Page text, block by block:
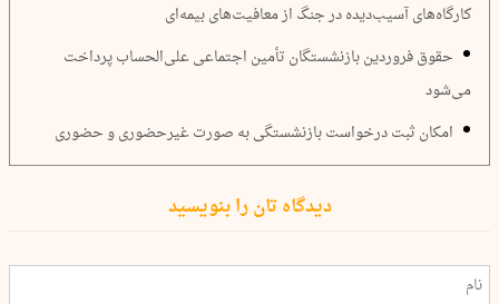
کارگاه‌های آسیب‌دیده در جنگ از معافیت‌های بیمه‌ای
حقوق فروردین بازنشستگان تأمین اجتماعی علی‌الحساب پرداخت
می‌شود
امکان ثبت درخواست بازنشستگی به صورت غیرحضوری و حضوری
دیدگاه تان را بنویسید